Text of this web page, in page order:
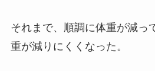
それまで、順調に体重が減っ
重が減りにくくなった。